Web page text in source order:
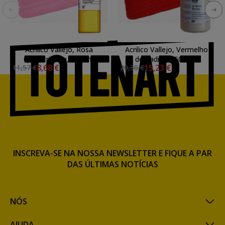
Acrilico Vallejo, Rosa
Quinacridona, 200 ml.
11,57 €8,68 €
Acrilico Vallejo, Vermelho
de Cadmio, 500 ml.
20,30 €15,23 €
NÓS
INSCREVA-SE NA NOSSA NEWSLETTER E FIQUE A PAR
DAS ÚLTIMAS NOTÍCIAS